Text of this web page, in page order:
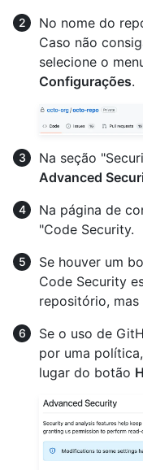
No nome do
Caso não
selecione o
Configurações.
Na seção
Advanced
Na página de
"Code Security.
Se houver um
Code Security
repositório,
Se o uso de
por uma
lugar do botão